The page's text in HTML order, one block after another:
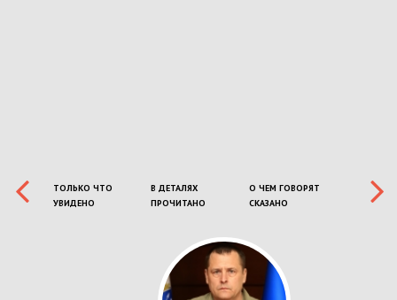
ТОЛЬКО ЧТО В ДЕТАЛЯХ
О ЧЕМ ГОВОРЯТ
УВИДЕНО
ПРОЧИТАНО СКАЗАНО